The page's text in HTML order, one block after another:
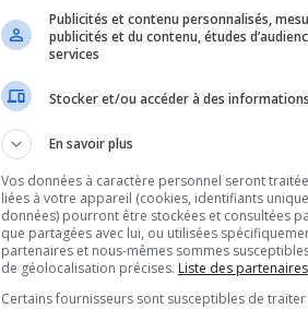
Publicités et contenu personnalisés,
publicités et du contenu, études
services
Stocker et/ou accéder à des
En savoir plus
Vos données à caractère personnel seront
liées à votre appareil (cookies, identifiants
données) pourront être stockées et consultées
que partagées avec lui, ou utilisées
partenaires et nous-mêmes sommes
de géolocalisation précises. Liste des
Certains fournisseurs sont susceptibles de